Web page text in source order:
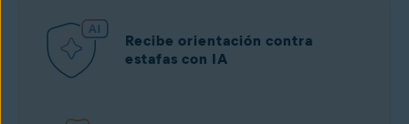
Recibe orientación contra
estafas con IA